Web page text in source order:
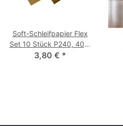
Soft-Schleifpapier Flex
Set 10 Stück P240, 400,
600, 800
3,80 € *